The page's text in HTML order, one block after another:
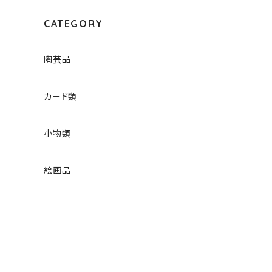
CATEGORY
陶芸品
カード類
小物類
C製品
絵画品